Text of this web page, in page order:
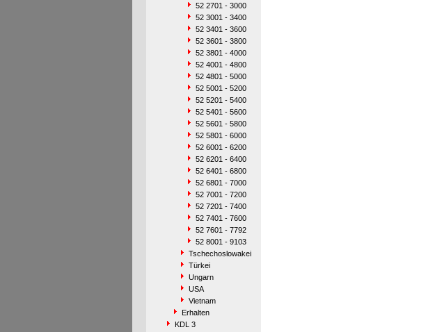
52 2701 - 3000
52 3001 - 3400
52 3401 - 3600
52 3601 - 3800
52 3801 - 4000
52 4001 - 4800
52 4801 - 5000
52 5001 - 5200
52 5201 - 5400
52 5401 - 5600
52 5601 - 5800
52 5801 - 6000
52 6001 - 6200
52 6201 - 6400
52 6401 - 6800
52 6801 - 7000
52 7001 - 7200
52 7201 - 7400
52 7401 - 7600
52 7601 - 7792
52 8001 - 9103
Tschechoslowakei
Türkei
Ungarn
USA
Vietnam
Erhalten
KDL 3